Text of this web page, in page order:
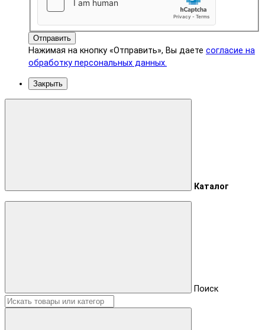
Отправить
Нажимая на кнопку «Отправить», Вы даете согласие на
обработку персональных данных.
Закрыть
Каталог
Поиск